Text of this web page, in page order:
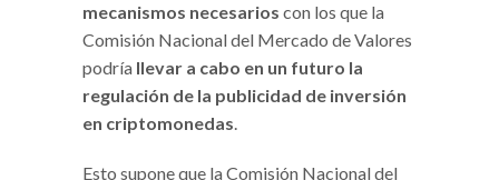
mecanismos necesarios con los que la
Comisión Nacional del Mercado de Valores
podría llevar a cabo en un futuro la
regulación de la publicidad de inversión
en criptomonedas.
Esto supone que la Comisión Nacional del